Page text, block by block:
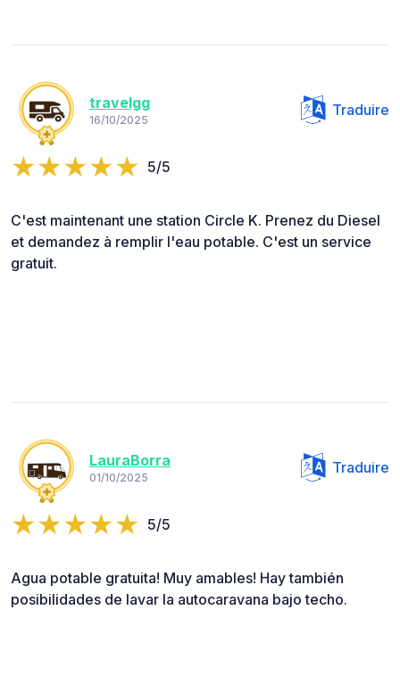
travelgg
16/10/2025
Traduire
5/5
C'est maintenant une station Circle K. Prenez du Diesel
et demandez à remplir l'eau potable. C'est un service
gratuit.
LauraBorra
01/10/2025
Traduire
5/5
Agua potable gratuita! Muy amables! Hay también
posibilidades de lavar la autocaravana bajo techo.